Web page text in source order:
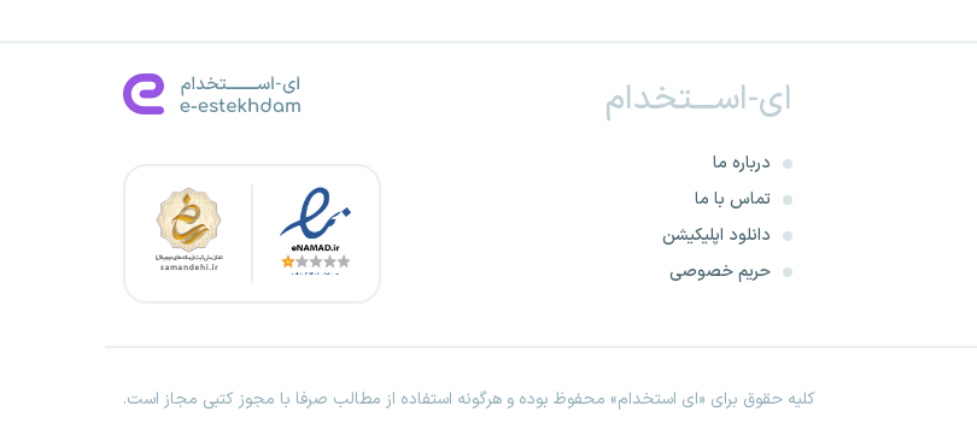
ای-اســـتخدام
درباره ما
تماس با ما
دانلود اپلیکیشن
حریم خصوصی
کلیه حقوق برای «ای استخدام» محفوظ بوده و هرگونه استفاده از مطالب صرفا با مجوز کتبی مجاز است.